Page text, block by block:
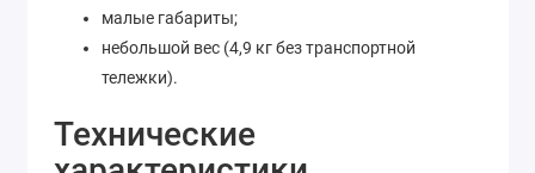
малые габариты;
небольшой вес (4,9 кг без транспортной
тележки).
Технические